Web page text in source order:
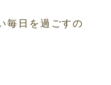
毎日を過ごすの